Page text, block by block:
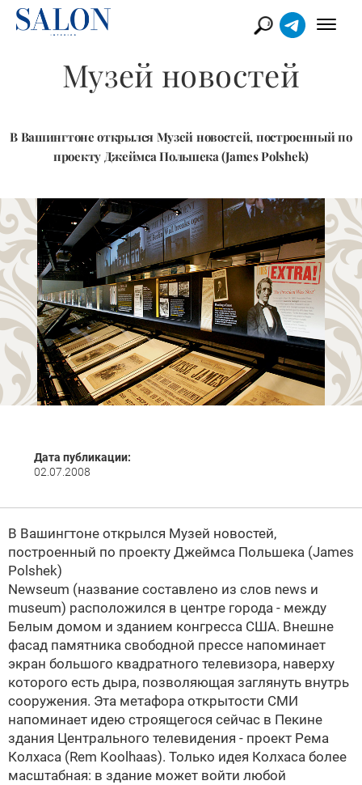
Музей новостей
В Вашингтоне открылся Музей новостей, построенный по
проекту Джеймса Польшека (James Polshek)
Дата публикации:
02.07.2008
В Вашингтоне открылся Музей новостей,
построенный по проекту Джеймса Польшека (James
Polshek)
Newseum (название составлено из слов news и
museum) расположился в центре города - между
Белым домом и зданием конгресса США. Внешне
фасад памятника свободной прессе напоминает
экран большого квадратного телевизора, наверху
которого есть дыра, позволяющая заглянуть внутрь
сооружения. Эта метафора открытости СМИ
напоминает идею строящегося сейчас в Пекине
здания Центрального телевидения - проект Рема
Колхаса (Rem Koolhaas). Только идея Колхаса более
масштабная: в здание может войти любой